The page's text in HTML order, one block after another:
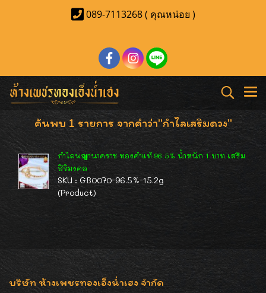
089-7113268 ( คุณหน่อย )
ค้นพบ 1 รายการ จากคำว่า"กำไลเสริมดวง"
กำไลพญานาคราช ทองคำแท้ 96.5% น้ำหนัก 1 บาท เสริม
สิริมงคล
SKU : GB0070-96.5%-15.2g
(Product)
บริษัท ห้างเพชรทองเอ็งน่ำเฮง จำกัด